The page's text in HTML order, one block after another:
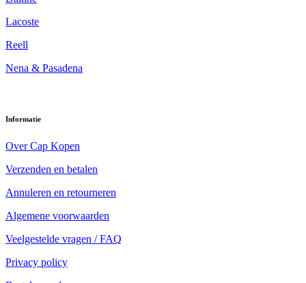
Lacoste
Reell
Nena & Pasadena
Informatie
Over Cap Kopen
Verzenden en betalen
Annuleren en retourneren
Algemene voorwaarden
Veelgestelde vragen / FAQ
Privacy policy